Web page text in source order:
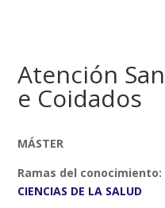
Atención
e Coidados
MÁSTER
Ramas del conocimiento:
CIENCIAS DE LA SALUD